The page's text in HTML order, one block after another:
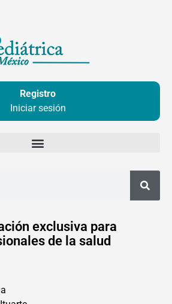
Registro
Iniciar sesión
exclusiva para
de la salud